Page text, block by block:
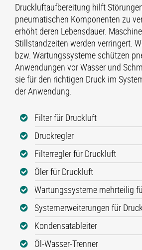
Druckluftaufbereitung hilft
pneumatischen Komponenten zu
erhöht deren Lebensdauer.
Stillstandzeiten werden verringert.
bzw. Wartungssysteme schützen
Anwendungen vor Wasser und
sie für den richtigen Druck im
der Anwendung.
Filter für Druckluft
Druckregler
Filterregler für Druckluft
Öler für Druckluft
Wartungssysteme mehrteilig
Systemerweiterungen für
Kondensatableiter
Öl-Wasser-Trenner